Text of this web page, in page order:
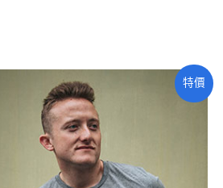
特價
£34.00。
前
價
格：
£32.00。